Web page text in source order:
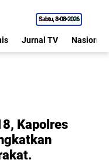
Sabtu 8•08•2026
Jurnal TV Nasional
Kapolres